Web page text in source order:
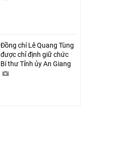
Đồng chí Lê Quang Tùng
được chỉ định giữ chức
Bí thư Tỉnh ủy An Giang